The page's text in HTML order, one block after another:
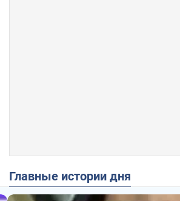
Главные истории дня